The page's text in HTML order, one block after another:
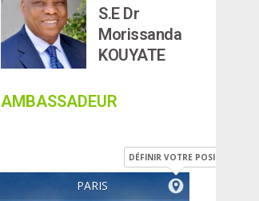
S.E Dr
Morissanda
KOUYATE
AMBASSADEUR
PARIS
DÉFINIR VOTRE POSITION